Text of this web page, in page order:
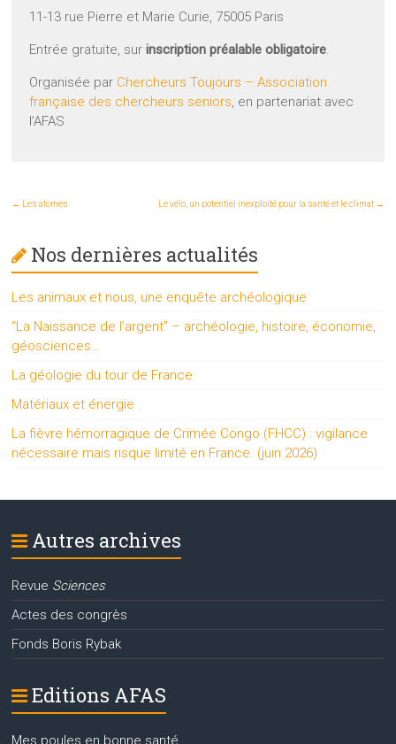
11-13 rue Pierre et Marie Curie, 75005 Paris
Entrée gratuite, surinscription préalable obligatoire.
Organisée par Chercheurs Toujours – Association
française des chercheurs seniors, en partenariat avec
l’AFAS
← Les atomes Le vélo, un potentiel inexploité pour la santé et le climat →
Nos dernières actualités
Les animaux et nous, une enquête archéologique
“La Naissance de l’argent” – archéologie, histoire, économie,
géosciences…
La géologie du tour de France
Matériaux et énergie
La fièvre hémorragique de Crimée Congo (FHCC) : vigilance
nécessaire mais risque limité en France. (juin 2026)
Autres archives
Revue Sciences
Actes des congrès
Fonds Boris Rybak
Editions AFAS
Mes poules en bonne santé